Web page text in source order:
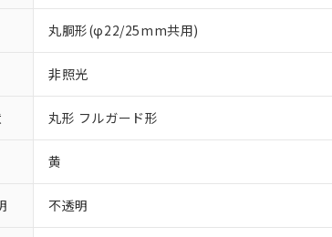
丸胴形(φ22/25mm共用)
非照光
丸形 フルガード形
黄
不透明